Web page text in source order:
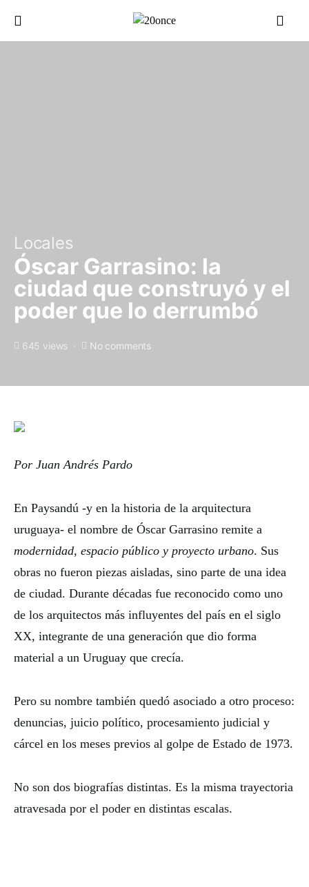
Locales
Óscar Garrasino: la
ciudad que construyó y el
poder que lo derrumbó
645 views No comments
Por Juan Andrés Pardo
En Paysandú -y en la historia de la arquitectura
uruguaya- el nombre de Óscar Garrasino remite a
modernidad, espacio público y proyecto urbano. Sus
obras no fueron piezas aisladas, sino parte de una idea
de ciudad. Durante décadas fue reconocido como uno
de los arquitectos más influyentes del país en el siglo
XX, integrante de una generación que dio forma
material a un Uruguay que crecía.
Pero su nombre también quedó asociado a otro proceso:
denuncias, juicio político, procesamiento judicial y
cárcel en los meses previos al golpe de Estado de 1973.
No son dos biografías distintas. Es la misma trayectoria
atravesada por el poder en distintas escalas.